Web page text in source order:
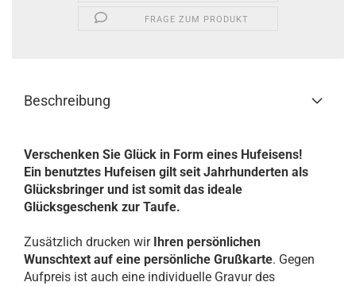
FRAGE ZUM PRODUKT
Beschreibung
Verschenken Sie Glück in Form eines Hufeisens!
Ein benutztes Hufeisen gilt seit Jahrhunderten als
Glücksbringer und ist somit das ideale
Glücksgeschenk zur Taufe.
Zusätzlich drucken wirIhren persönlichen
Wunschtext auf eine persönliche Grußkarte. Gegen
Aufpreis ist auch eine individuelle Gravur des